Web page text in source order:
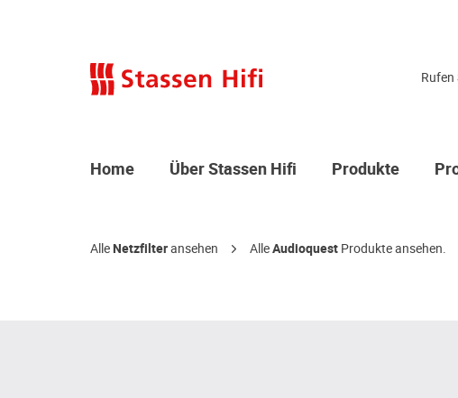
Rufen
Home Über Stassen Hifi Produkte
AlleNetzfilteransehen AlleAudioquest Produkte ansehen.